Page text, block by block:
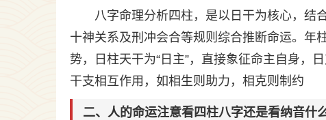
八字命理分析四柱，是以日干为核心，结
十神关系及刑冲会合等规则综合推断命运。年
势，日柱天干为“日主”，直接象征命主自身，
干支相互作用，如相生则助力，相克则制约
二、人的命运注意看四柱八字还是看纳音什